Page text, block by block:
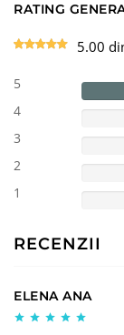
RATING
5.00
5
4
3
2
1
RECENZII
ELENA ANA